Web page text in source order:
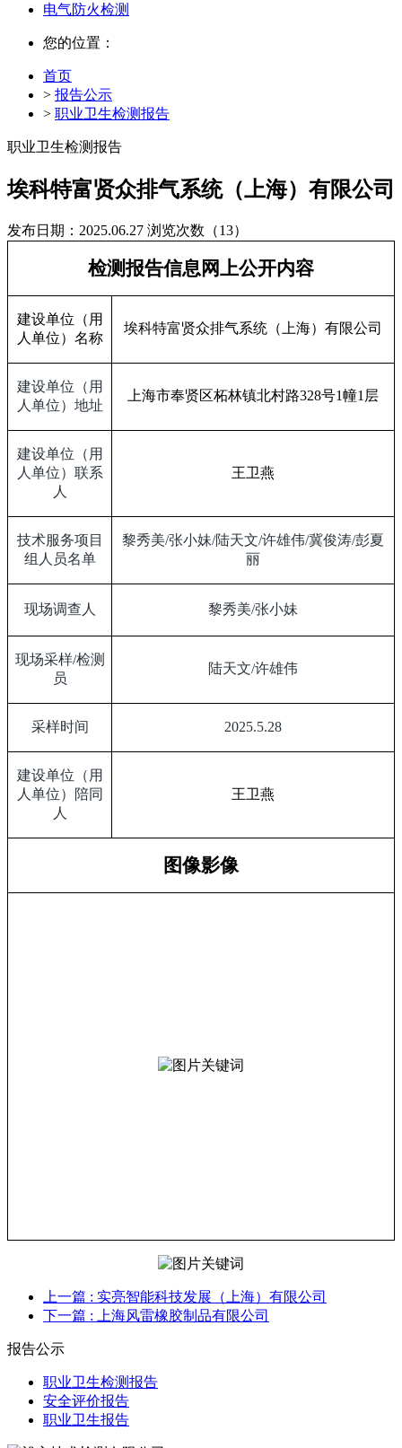
电气防火检测
您的位置：
首页
> 报告公示
> 职业卫生检测报告
职业卫生检测报告
埃科特富贤众排气系统（上海）有限公司
发布日期：2025.06.27 浏览次数（13）
检测报告信息网上公开内容
建设单位（用
人单位）名称
埃科特富贤众排气系统（上海）有限公司
建设单位（用
人单位）地址
上海市奉贤区柘林镇北村路328号1幢1 层
建设单位（用
人单位）联系
人
王卫燕
技术服务项目
组人员名单
黎秀美/张小妹/陆天文/许雄伟/冀俊涛/彭夏
丽
现场调查人 黎秀美/张小妹
现场采样/检测
员
陆天文/许雄伟
采样时间 2025.5.28
建设单位（用
人单位）陪同
人
王卫燕
图像影像
上一篇 : 实亮智能科技发展（上海）有限公司
下一篇 : 上海风雷橡胶制品有限公司
报告公示
职业卫生检测报告
安全评价报告
职业卫生报告